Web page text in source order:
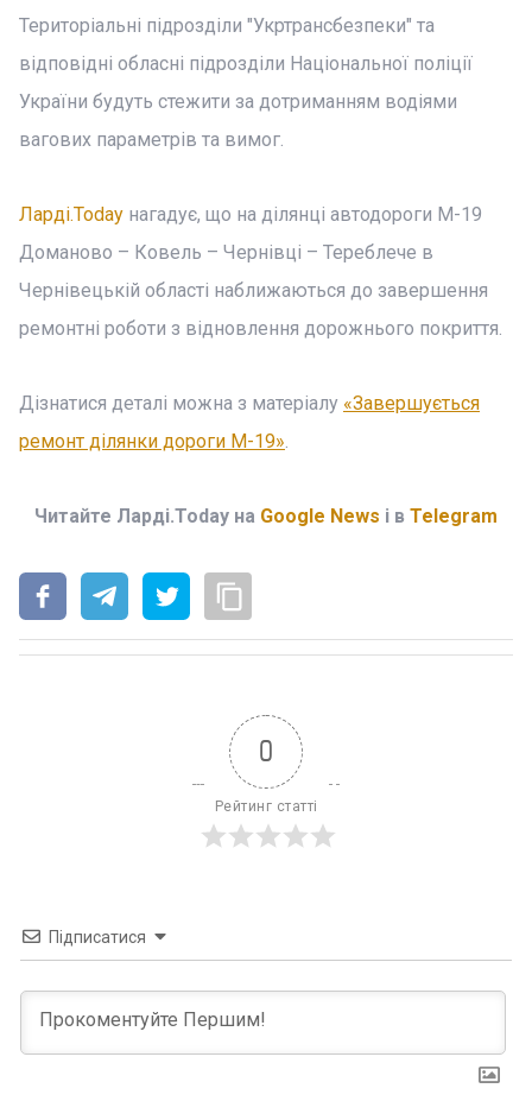
Територіальні підрозділи "Укртрансбезпеки" та
відповідні обласні підрозділи Національної поліції
України будуть стежити за дотриманням водіями
вагових параметрів та вимог.
Ларді.Today нагадує, що на ділянці автодороги М-19
Доманово – Ковель – Чернівці – Тереблече в
Чернівецькій області наближаються до завершення
ремонтні роботи з відновлення дорожнього покриття.
Дізнатися деталі можна з матеріалу «Завершується
ремонт ділянки дороги М-19».
Читайте Ларді.Today на Google News і в Telegram
0
Рейтинг статті
Підписатися